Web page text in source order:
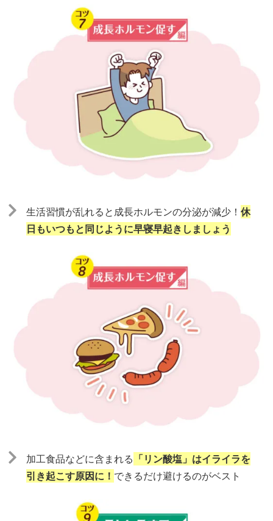
生活習慣が乱れると成⻑ホルモンの分泌が減少！休
日もいつもと同じように早寝早起きしましょう
加工食品などに含まれる 「リン酸塩」はイライラを
引き起こす原因に！ できるだけ避けるのがベスト